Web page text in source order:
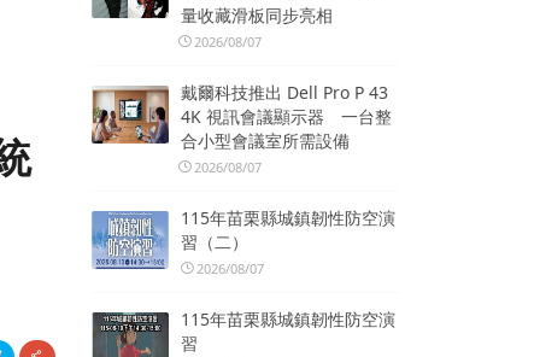
量收藏滑板同步亮相
2026/08/07
戴爾科技推出 Dell Pro P 43
4K 視訊會議顯示器 一台整
合小型會議室所需設備
2026/08/07
115年苗栗縣城鎮韌性防空演
習（二）
2026/08/07
115年苗栗縣城鎮韌性防空演
習